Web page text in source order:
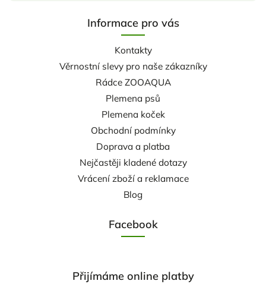
Informace pro vás
Kontakty
Věrnostní slevy pro naše zákazníky
Rádce ZOOAQUA
Plemena psů
Plemena koček
Obchodní podmínky
Doprava a platba
Nejčastěji kladené dotazy
Vrácení zboží a reklamace
Blog
Facebook
Přijímáme online platby